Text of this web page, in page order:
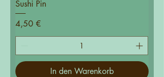
Sushi Pin
Preis
4,50 €
In den Warenkorb